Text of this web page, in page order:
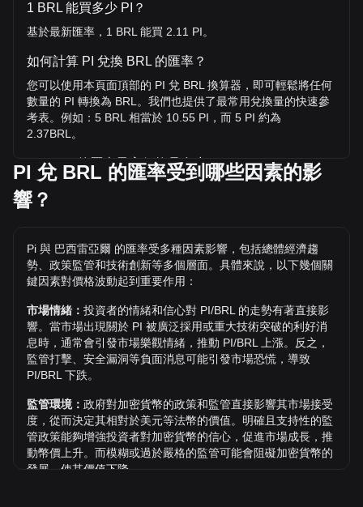
1 BRL 能買多少 PI？
基於最新匯率，1 BRL 能買 2.11 PI。
如何計算 PI 兌換 BRL 的匯率？
您可以使用本頁面頂部的 PI 兌 BRL 換算器，即可輕鬆將任何
數量的 PI 轉換為 BRL。我們也提供了最常用兌換量的快速參
考表。例如：5 BRL 相當於 10.55 PI，而 5 PI 約為
2.37BRL。
PI / BRL 的歷史最高價格是多少？
否還會超越目前的歷史最高價呢？讓我們拭目以待。
過去 7 天內，Pi（PI）的匯率上升了 12.20%。 過去 1 個月
內，Pi（PI）兌 巴西雷亞爾（BRL）的匯率下降了 18.59%。
PI 兌 BRL 的匯率受到哪些因素的影
響？
Pi 與 巴西雷亞爾 的匯率受多種因素影響，包括總體經濟趨
勢、政策監管和技術創新等多個層面。具體來說，以下幾個關
鍵因素對價格波動起到重要作用：
市場情緒： 投資者的情緒和信心對 PI/BRL 的走勢有著直接影
響。當市場出現關於 PI 被廣泛採用或重大技術突破的利好消
息時，通常會引發市場樂觀情緒，推動 PI/BRL 上漲。反之，
監管打擊、安全漏洞等負面消息可能引發市場恐慌，導致
PI/BRL 下跌。
監管環境： 政府對加密貨幣的政策和監管直接影響其市場接受
度，從而決定其相對於美元等法幣的價值。明確且支持性的監
管政策能夠增強投資者對加密貨幣的信心，促進市場成長，推
動幣價上升。而模糊或過於嚴格的監管可能會阻礙加密貨幣的
發展，使其價值下降。